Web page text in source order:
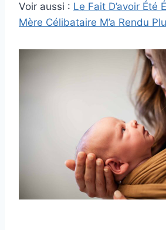
Voir aussi : Le Fait D’avoir Été
Mère Célibataire M’a Rendu